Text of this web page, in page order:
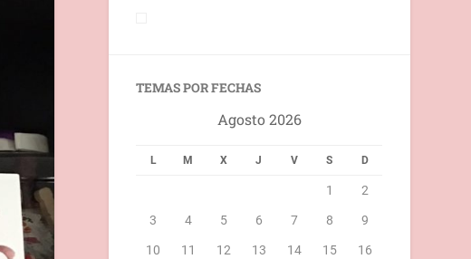
TEMAS POR FECHAS
Agosto 2026
L M X J V S D
1 2
3 4 5 6 7 8 9
10 11 12 13 14 15 16